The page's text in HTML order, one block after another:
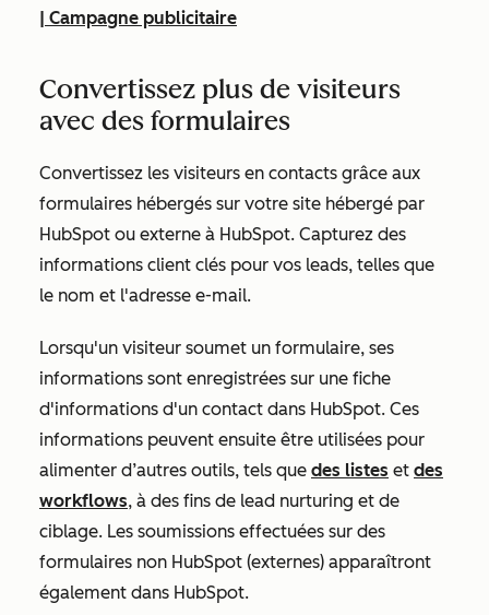
| Campagne publicitaire
Convertissez plus de visiteurs
avec des formulaires
Convertissez les visiteurs en contacts grâce aux
formulaires hébergés sur votre site hébergé par
HubSpot ou externe à HubSpot. Capturez des
informations client clés pour vos leads, telles que
le nom et l'adresse e-mail.
Lorsqu'un visiteur soumet un formulaire, ses
informations sont enregistrées sur une fiche
d'informations d'un contact dans HubSpot. Ces
informations peuvent ensuite être utilisées pour
alimenter d’autres outils, tels que des listes et des
workflows, à des fins de lead nurturing et de
ciblage. Les soumissions effectuées sur des
formulaires non HubSpot (externes) apparaîtront
également dans HubSpot.